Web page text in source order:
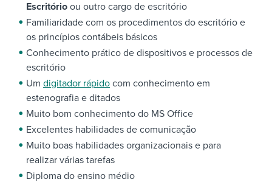
Escritório ou outro cargo de escritório
Familiaridade com os procedimentos do escritório e
os princípios contábeis básicos
Conhecimento prático de dispositivos e processos de
escritório
Um digitador rápido com conhecimento em
estenografia e ditados
Muito bom conhecimento do MS Office
Excelentes habilidades de comunicação
Muito boas habilidades organizacionais e para
realizar várias tarefas
Diploma do ensino médio